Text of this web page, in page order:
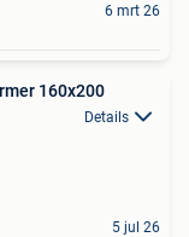
6 mrt 26
160x200
Details
5 jul 26